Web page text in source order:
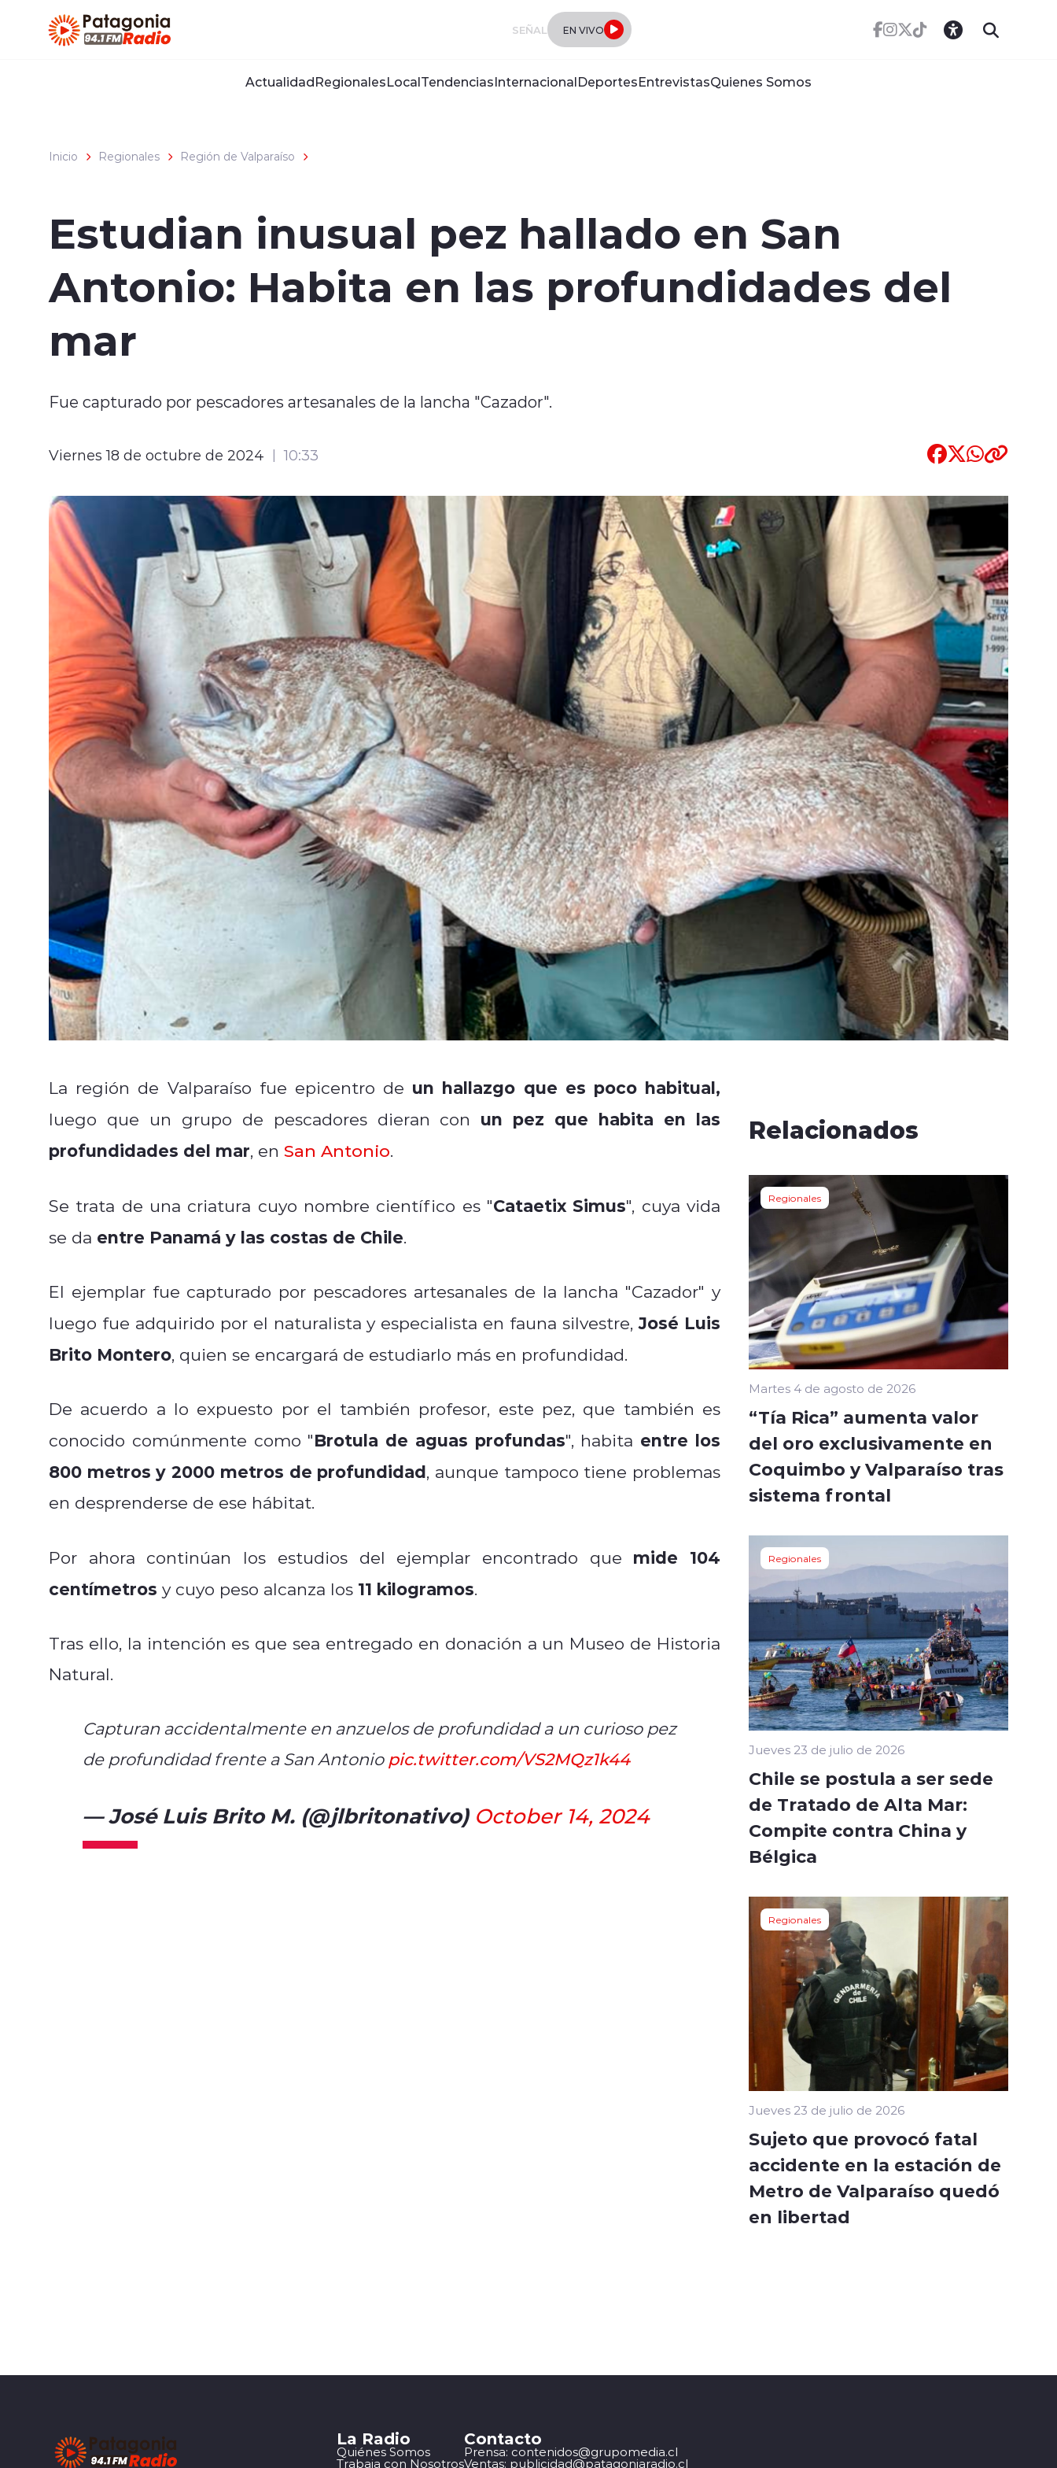
SEÑAL EN VIVO
ActualidadRegionalesLocalTendenciasInternacionalDeportesEntrevistasQuienes Somos
Inicio Regionales Región de Valparaíso
Estudian inusual pez hallado en San
Antonio: Habita en las profundidades del
mar
Fue capturado por pescadores artesanales de la lancha "Cazador".
Viernes 18 de octubre de 2024 10:33
La región de Valparaíso fue epicentro de un hallazgo que es poco habitual,
luego que un grupo de pescadores dieran con un pez que habita en las
profundidades del mar, en San Antonio.
Se trata de una criatura cuyo nombre científico es "Cataetix Simus", cuya vida
se da entre Panamá y las costas de Chile.
El ejemplar fue capturado por pescadores artesanales de la lancha "Cazador" y
luego fue adquirido por el naturalista y especialista en fauna silvestre,José Luis
Brito Montero, quien se encargará de estudiarlo más en profundidad.
De acuerdo a lo expuesto por el también profesor, este pez, que también es
conocido comúnmente como "Brotula de aguas profundas", habita entre los
800 metros y 2000 metros de profundidad, aunque tampoco tiene problemas
en desprenderse de ese hábitat.
Por ahora continúan los estudios del ejemplar encontrado que mide 104
centímetros y cuyo peso alcanza los 11 kilogramos.
Tras ello, la intención es que sea entregado en donación a un Museo de Historia
Natural.
Capturan accidentalmente en anzuelos de profundidad a un curioso pez
de profundidad frente a San Antonio pic.twitter.com/VS2MQz1k44
— José Luis Brito M. (@jlbritonativo) October 14, 2024
Relacionados
Regionales
Martes 4 de agosto de 2026
“Tía Rica” aumenta valor
del oro exclusivamente en
Coquimbo y Valparaíso tras
sistema frontal
Regionales
Jueves 23 de julio de 2026
Chile se postula a ser sede
de Tratado de Alta Mar:
Compite contra China y
Bélgica
Regionales
Jueves 23 de julio de 2026
Sujeto que provocó fatal
accidente en la estación de
Metro de Valparaíso quedó
en libertad
La Radio
Quiénes Somos
Trabaja con Nosotros
Contacto
Prensa: contenidos@grupomedia.cl
Ventas: publicidad@patagoniaradio.cl